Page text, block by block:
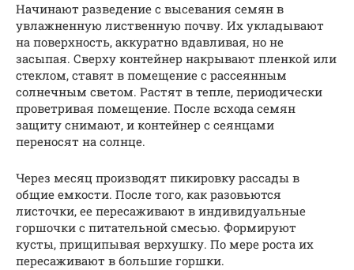
Начинают разведение с высевания семян в
увлажненную лиственную почву. Их укладывают
на поверхность, аккуратно вдавливая, но не
засыпая. Сверху контейнер накрывают пленкой или
стеклом, ставят в помещение с рассеянным
солнечным светом. Растят в тепле, периодически
проветривая помещение. После всхода семян
защиту снимают, и контейнер с сеянцами
переносят на солнце.
Через месяц производят пикировку рассады в
общие емкости. После того, как разовьются
листочки, ее пересаживают в индивидуальные
горшочки с питательной смесью. Формируют
кусты, прищипывая верхушку. По мере роста их
пересаживают в большие горшки.